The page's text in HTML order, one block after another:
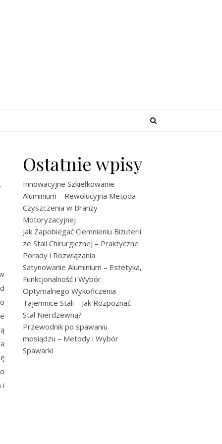
i
Ostatnie wpisy
Innowacyjne Szkiełkowanie
Aluminium – Rewolucyjna Metoda
Czyszczenia w Branży
Motoryzacyjnej
Jak Zapobiegać Ciemnieniu Biżuterii
ze Stali Chirurgicznej – Praktyczne
Porady i Rozwiązania
Satynowanie Aluminium – Estetyka,
Funkcjonalność i Wybór
Optymalnego Wykończenia
Tajemnice Stali – Jak Rozpoznać
Stal Nierdzewną?
Przewodnik po spawaniu
mosiądzu – Metody i Wybór
Spawarki